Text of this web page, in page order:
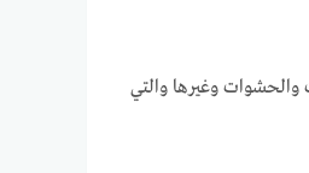
والحشوات وغيرها والتي